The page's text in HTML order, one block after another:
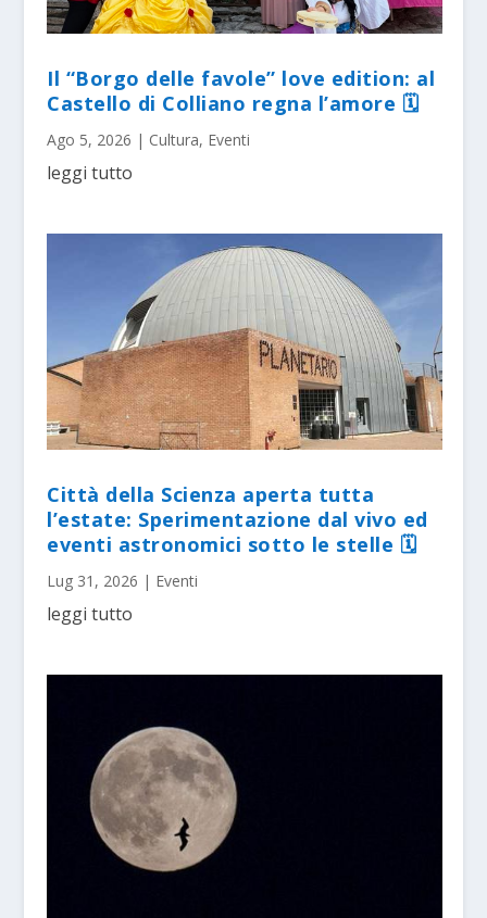
Il “Borgo delle favole” love edition: al
Castello di Colliano regna l’amore 🗓
Ago 5, 2026 | Cultura, Eventi
leggi tutto
Città della Scienza aperta tutta
l’estate: Sperimentazione dal vivo ed
eventi astronomici sotto le stelle 🗓
Lug 31, 2026 | Eventi
leggi tutto